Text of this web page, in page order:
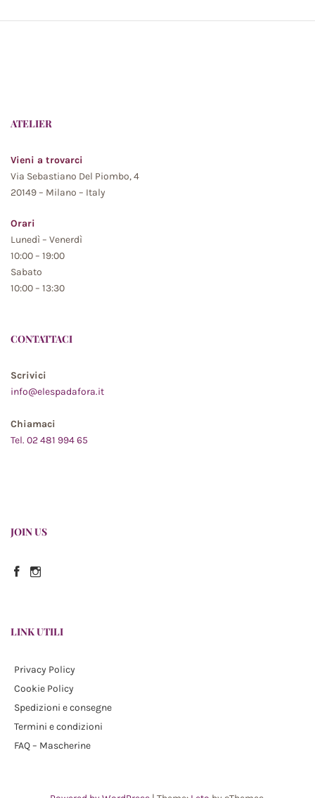
ATELIER
Vieni a trovarci
Via Sebastiano Del Piombo, 4
20149 – Milano – Italy
Orari
Lunedì – Venerdì
10:00 – 19:00
Sabato
10:00 – 13:30
CONTATTACI
Scrivici
info@elespadafora.it
Chiamaci
Tel. 02 481 994 65
JOIN US
Facebook
Instagram
LINK UTILI
Privacy Policy
Cookie Policy
Spedizioni e consegne
Termini e condizioni
FAQ – Mascherine